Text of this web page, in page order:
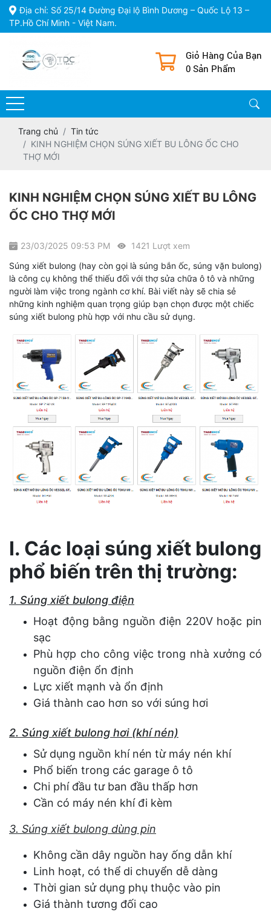
Địa chỉ: Số 25/14 Đường Đại lộ Bình Dương – Quốc Lộ 13 –
TP.Hồ Chí Minh - Việt Nam.
Giỏ Hàng Của Bạn
0 Sản Phẩm
Trang chủ
Tin tức
KINH NGHIỆM CHỌN SÚNG XIẾT BU LÔNG ỐC CHO
THỢ MỚI
KINH NGHIỆM CHỌN SÚNG XIẾT BU LÔNG
ỐC CHO THỢ MỚI
23/03/2025 09:53 PM
1421 Lượt xem
Súng xiết bulong (hay còn gọi là súng bắn ốc, súng vặn bulong)
là công cụ không thể thiếu đối với thợ sửa chữa ô tô và những
người làm việc trong ngành cơ khí. Bài viết này sẽ chia sẻ
những kinh nghiệm quan trọng giúp bạn chọn được một chiếc
súng xiết bulong phù hợp với nhu cầu sử dụng.
I. Các loại súng xiết bulong
phổ biến trên thị trường:
1. Súng xiết bulong điện
Hoạt động bằng nguồn điện 220V hoặc pin
sạc
Phù hợp cho công việc trong nhà xưởng có
nguồn điện ổn định
Lực xiết mạnh và ổn định
Giá thành cao hơn so với súng hơi
2. Súng xiết bulong hơi (khí nén)
Sử dụng nguồn khí nén từ máy nén khí
Phổ biến trong các garage ô tô
Chi phí đầu tư ban đầu thấp hơn
Cần có máy nén khí đi kèm
3. Súng xiết bulong dùng pin
Không cần dây nguồn hay ống dẫn khí
Linh hoạt, có thể di chuyển dễ dàng
Thời gian sử dụng phụ thuộc vào pin
Giá thành tương đối cao